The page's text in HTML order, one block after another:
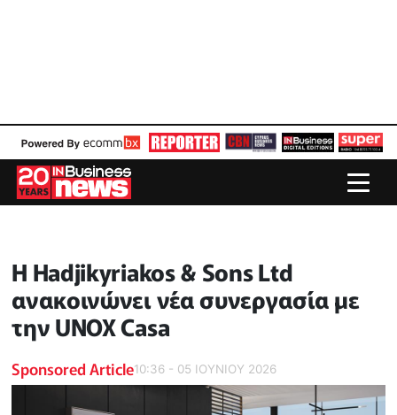
Η Hadjikyriakos & Sons Ltd
ανακοινώνει νέα συνεργασία με
την UNOX Casa
Sponsored Article10:36 - 05 ΙΟΥΝΙΟΥ 2026